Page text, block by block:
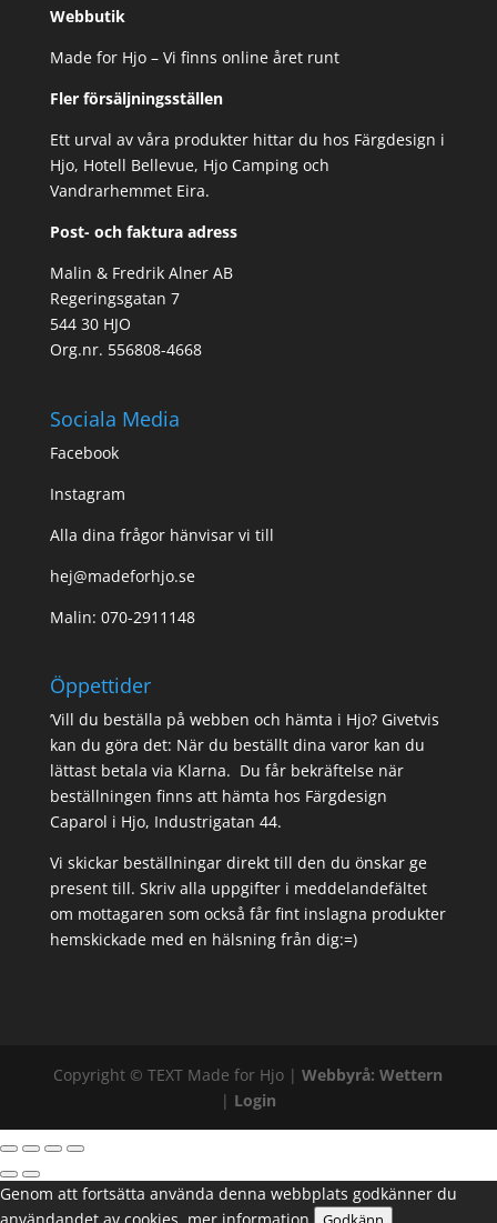
Webbutik
Made for Hjo – Vi finns online året runt
Fler försäljningsställen
Ett urval av våra produkter hittar du hos Färgdesign i
Hjo, Hotell Bellevue, Hjo Camping och
Vandrarhemmet Eira.
Post- och faktura adress
Malin & Fredrik Alner AB
Regeringsgatan 7
544 30 HJO
Org.nr. 556808-4668
Sociala Media
Facebook
Instagram
Alla dina frågor hänvisar vi till
hej@madeforhjo.se
Malin: 070-2911148
Öppettider
’Vill du beställa på webben och hämta i Hjo? Givetvis
kan du göra det: När du beställt dina varor kan du
lättast betala via Klarna. Du får bekräftelse när
beställningen finns att hämta hos Färgdesign
Caparol i Hjo, Industrigatan 44.
Vi skickar beställningar direkt till den du önskar ge
present till. Skriv alla uppgifter i meddelandefältet
om mottagaren som också får fint inslagna produkter
hemskickade med en hälsning från dig:=)
Copyright ©TEXT Made for Hjo |Webbyrå: Wettern
| Login
Genom att fortsätta använda denna webbplats godkänner du